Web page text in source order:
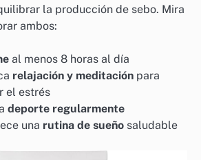
la producción de sebo. Mira
ambos:
al menos 8 horas al día
relajación y meditación para
el estrés
deporte regularmente
una rutina de sueño saludable